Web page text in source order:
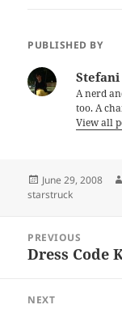
PUBLISHED BY
Stefani
A nerd
too. A
View all
Posted
on
June 29, 2008
starstruck
navigation
PREVIOUS
Previous
Dress Code
NEXT